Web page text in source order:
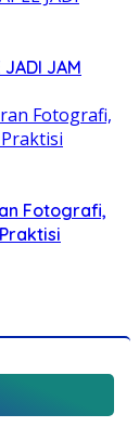
JADI JAM
Fotografi,